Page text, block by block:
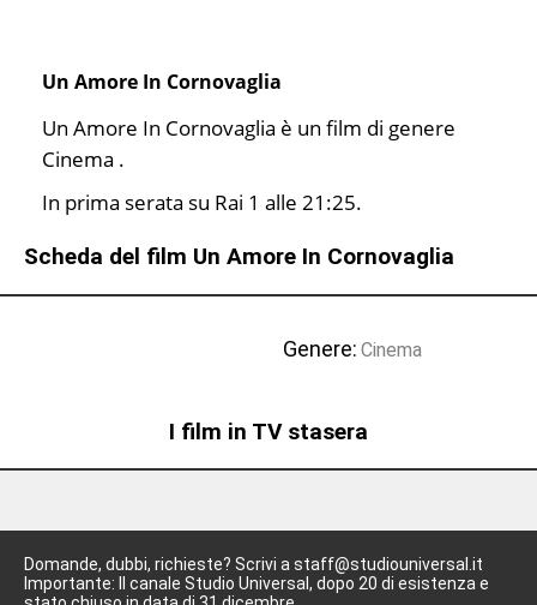
Un Amore In Cornovaglia
Un Amore In Cornovaglia è un film di genere
Cinema .
In prima serata su Rai 1 alle 21:25.
Scheda del film Un Amore In Cornovaglia
Genere: Cinema
I film in TV stasera
Domande, dubbi, richieste? Scrivi a staff@studiouniversal.it
Importante: Il canale Studio Universal, dopo 20 di esistenza e